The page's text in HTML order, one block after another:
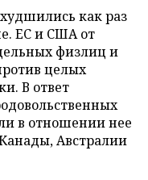
как раз
ЕС и США от
физлиц и
целых
В ответ
в отношении нее
Австралии